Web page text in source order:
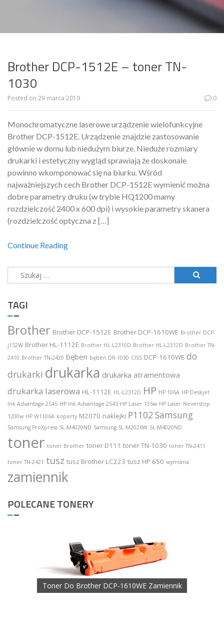
Brother DCP-1512E – toner TN-
1030
Posted on 29 marca 2019 0
Monochromatyczne laserowe urządzenie wielofunkcyjne
Brother DCP-1512E. Urządzenie znajdzie zastosowanie
głównie w domu lub niedużym biurze. Nieduże rozmiary
drukarki i estetyczny wygląd sprawiają że doskonale
powinno wkomponować się na biurku. Wśród
najważniejszych cech Brother DCP-1512E wymienić można
dobre parametry druku (w trybie HQ1200 mamy
rozdzielczość 2400 x 600 dpi) i wysokie parametry skanera
(rozdzielczość optyczna z […]
Continue Reading
Szukaj:
TAGI
Brother Brother DCP-1512E Brother DCP-1610WE Brother DCP-
j152W Brother HL-1112E Brother HL-L2310D Brother HL-L2312D Brother TN-
2410 Brother TN-2420 bęben bęben DR-1030 CISS DCP-1610WE do
drukarki drukarka drukarka atramentowa
drukarka laserowa HL-1112E HL-L2312D HP HP 106A HP Deskjet
Ink Advantage 2545 HP Ink Advantage 2545 HP Laser 135w HP Laser Neverstop
1200w HP W1106A koperty M2070 naklejki P1102 Samsung
Samsung ProXpress SL-M4020ND Samsung SL-M2026W SL-M4020ND
toner toner Brother toner D111 toner TN-1030 toner TN-2411
toner TN-2421 tusz tusz Brother LC223 tusz HP 650 wymiana
zamiennik
POLECANE TONERY
Toner Do Brother DCP-1610WE Zamiennik